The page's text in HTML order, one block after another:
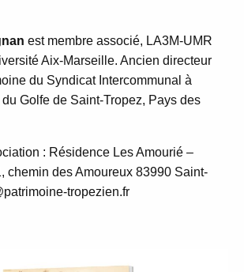
est membre associé, LA3M-UMR
Aix-Marseille. Ancien directeur
du Syndicat Intercommunal à
Golfe de Saint-Tropez, Pays des
: Résidence Les Amourié –
chemin des Amoureux 83990 Saint-
tropezien.fr